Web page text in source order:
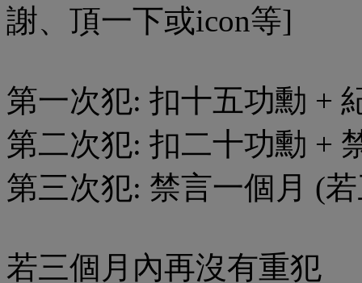
謝、頂一下或icon等]
第一次犯: 扣十五功勳 +
第二次犯: 扣二十功勳 +
第三次犯: 禁言一個月 (
若三個月內再沒有重犯